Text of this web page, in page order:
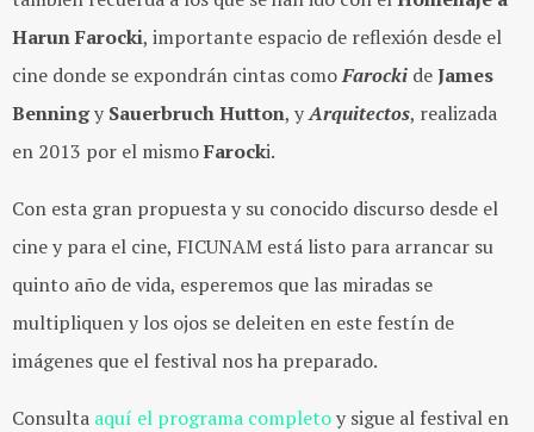
Harun Farocki, importante espacio de reflexión desde el
cine donde se expondrán cintas comoFarocki deJames
Benningy Sauerbruch Hutton, yArquitectos, realizada
en 2013 por el mismoFarocki.
Con esta gran propuesta y su conocido discurso desde el
cine y para el cine, FICUNAM está listo para arrancar su
quinto año de vida, esperemos que las miradas se
multipliquen y los ojos se deleiten en este festín de
imágenes que el festival nos ha preparado.
Consulta aquí el programa completoy sigue al festival en